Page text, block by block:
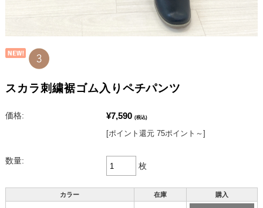
スカラ刺繍裾ゴム入りペチパンツ
価格: ¥7,590 (税込)
[ポイント還元 75ポイント～]
数量:
枚
カラー 在庫 購入